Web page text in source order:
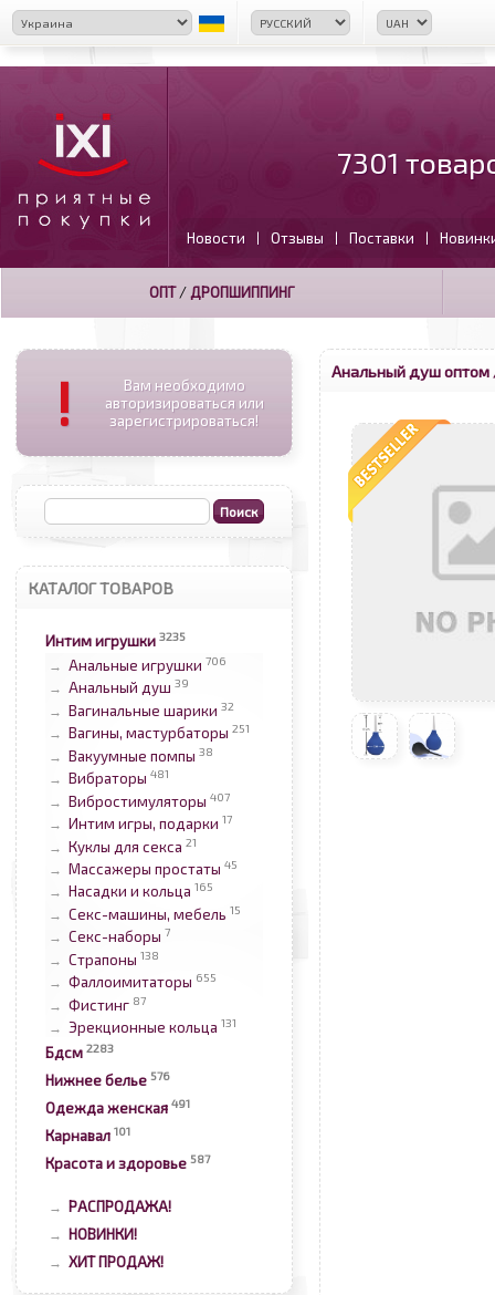
7301
Новости | Отзывы | Поставки |
ОПТ/ ДРОПШИППИНГ
!
Вам необходимо
авторизироваться или
зарегистрироваться!
КАТАЛОГ ТОВАРОВ
Интим игрушки 3235
→ Анальные игрушки 706
→ Анальный душ 39
→ Вагинальные шарики 32
→ Вагины, мастурбаторы 251
→ Вакуумные помпы 38
→ Вибраторы 481
→ Вибростимуляторы 407
→ Интим игры, подарки 17
→ Куклы для секса 21
→ Массажеры простаты 45
→ Насадки и кольца 165
→ Секс-машины, мебель 15
→ Секс-наборы 7
→ Страпоны 138
→ Фаллоимитаторы 655
→ Фистинг 87
→ Эрекционные кольца 131
Бдсм 2283
Нижнее белье 576
Одежда женская 491
Карнавал 101
Красота и здоровье 587
→ РАСПРОДАЖА!
→ НОВИНКИ!
→ ХИТ ПРОДАЖ!
Анальный душ оптом